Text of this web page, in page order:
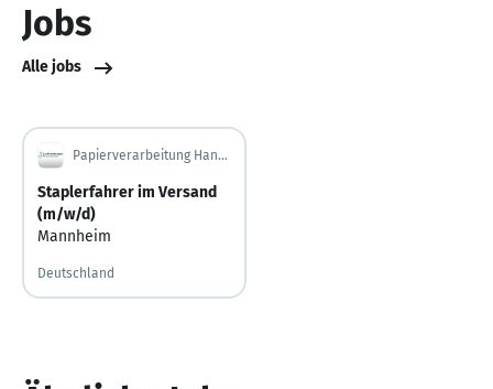
Jobs
Alle jobs
Papierverarbeitung Hanns Julius Lichtenberger GmbH
Staplerfahrer im Versand
(m/w/d)
Mannheim
Deutschland